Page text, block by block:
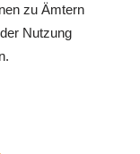
zu Ämtern
Nutzung